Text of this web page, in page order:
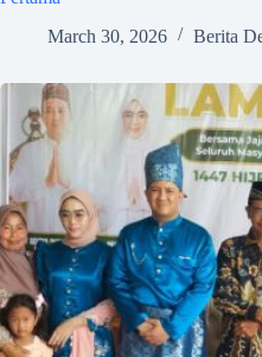
March 30, 2026
Berita